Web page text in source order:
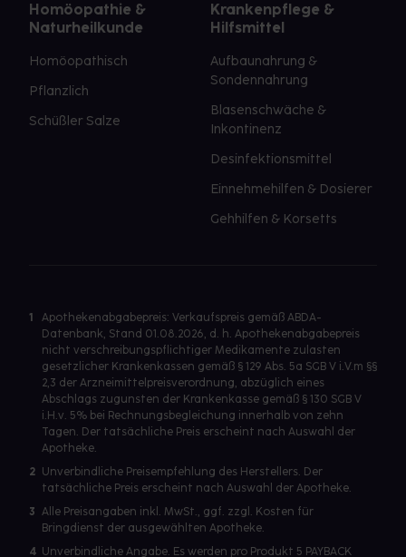
Homöopathie &
Naturheilkunde
Homöopathisch
Pflanzlich
Schüßler Salze
Krankenpflege &
Hilfsmittel
Aufbaunahrung &
Sondennahrung
Blasenschwäche &
Inkontinenz
Desinfektionsmittel
Einnehmehilfen & Dosierer
Gehhilfen & Korsetts
1
Apothekenabgabepreis: Verkaufspreis gemäß ABDA-
Datenbank, Stand 01.08.2026, d. h. Apothekenabgabepreis
nicht verschreibungspflichtiger Medikamente zulasten
gesetzlicher Krankenkassen gemäß § 129 Abs. 5a SGB V i.V.m §§
2,3 der Arzneimittelpreisverordnung, abzüglich eines
Abschlags zugunsten der Krankenkasse gemäß § 130 SGB V
i.H.v. 5% bei Rechnungsbegleichung innerhalb von zehn
Tagen. Der tatsächliche Preis erscheint nach Auswahl der
Apotheke.
2 Unverbindliche Preisempfehlung des Herstellers. Der
tatsächliche Preis erscheint nach Auswahl der Apotheke.
3 Alle Preisangaben inkl. MwSt., ggf. zzgl. Kosten für
Bringdienst der ausgewählten Apotheke.
4 Unverbindliche Angabe. Es werden pro Produkt 5 PAYBACK